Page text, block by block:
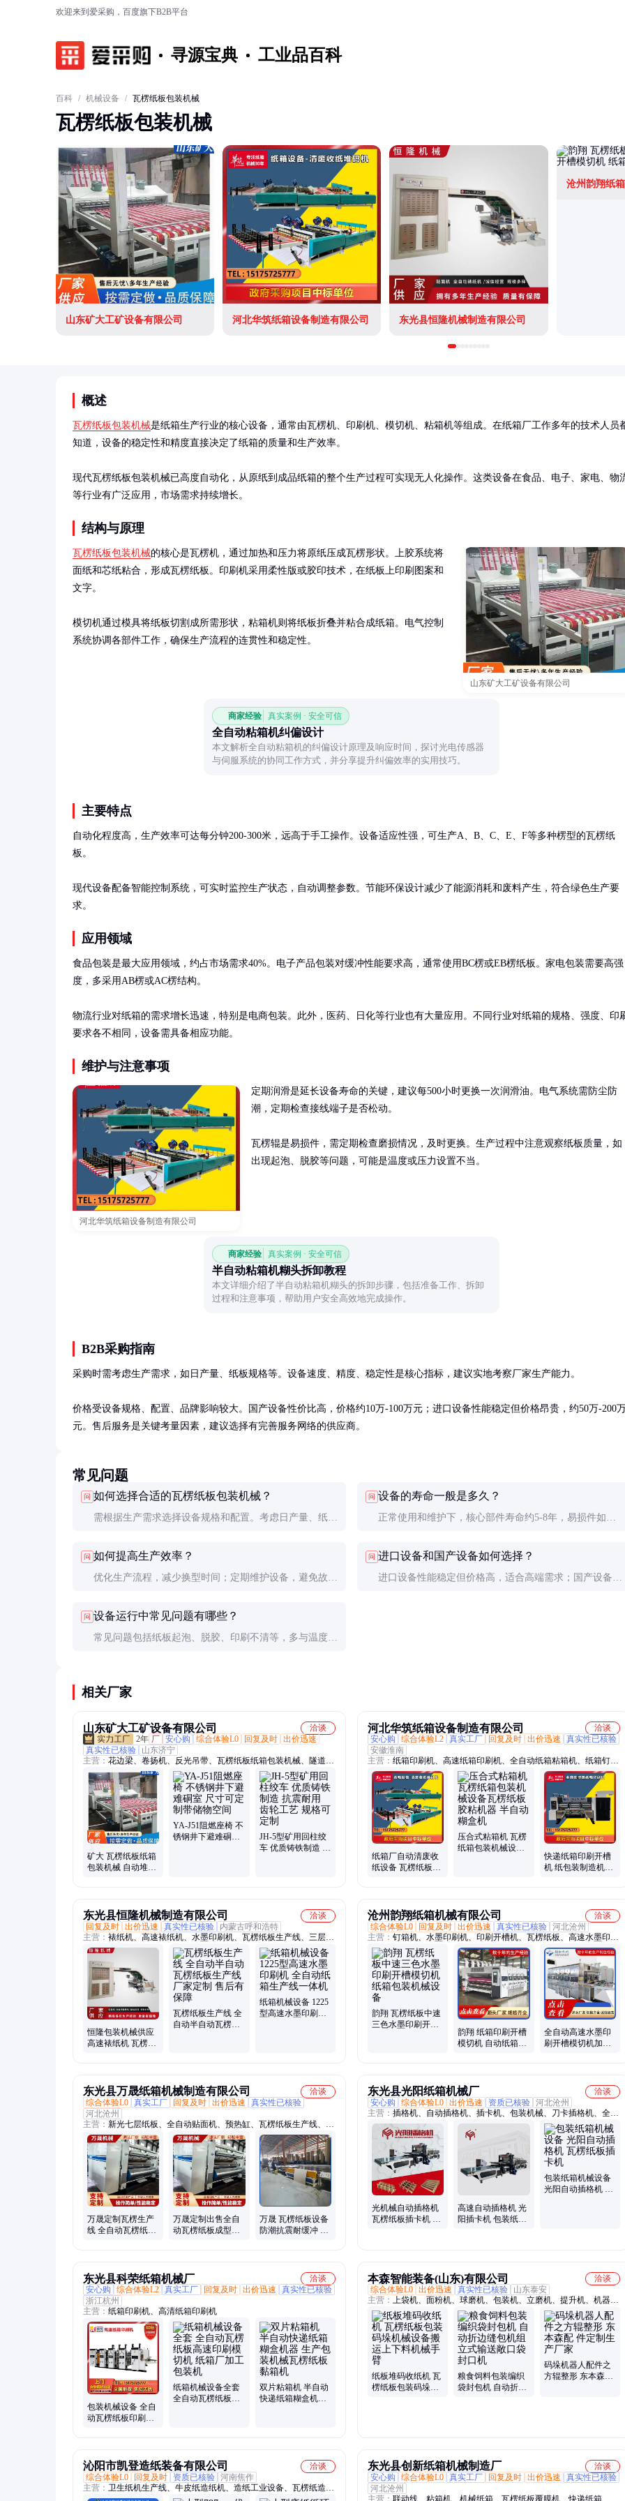
欢迎来到爱采购，百度旗下B2B平台
寻源宝典 工业品百科
百科 / 机械设备 / 瓦楞纸板包装机械
瓦楞纸板包装机械
山东矿大工矿设备有限公司 河北华筑纸箱设备制造有限公司 东光县恒隆机械制造有限公司
沧州韵翔纸
概述
瓦楞纸板包装机械是纸箱生产行业的核心设备，通常由瓦楞机、印刷机、模切机、粘箱机等组成。在纸箱厂工作多年的技术人员
知道，设备的稳定性和精度直接决定了纸箱的质量和生产效率。
现代瓦楞纸板包装机械已高度自动化，从原纸到成品纸箱的整个生产过程可实现无人化操作。这类设备在食品、电子、家电、物
等行业有广泛应用，市场需求持续增长。
结构与原理
山东矿大工矿设备有限公司
瓦楞纸板包装机械的核心是瓦楞机，通过加热和压力将原纸压成瓦楞形状。上胶系统将
面纸和芯纸粘合，形成瓦楞纸板。印刷机采用柔性版或胶印技术，在纸板上印刷图案和
文字。
模切机通过模具将纸板切割成所需形状，粘箱机则将纸板折叠并粘合成纸箱。电气控制
系统协调各部件工作，确保生产流程的连贯性和稳定性。
商家经验 真实案例 · 安全可信
全自动粘箱机纠偏设计
本文解析全自动粘箱机的纠偏设计原理及响应时间，探讨光电传感器
与伺服系统的协同工作方式，并分享提升纠偏效率的实用技巧。
主要特点
自动化程度高，生产效率可达每分钟200-300米，远高于手工操作。设备适应性强，可生产A、B、C、E、F等多种楞型的瓦楞纸
板。
现代设备配备智能控制系统，可实时监控生产状态，自动调整参数。节能环保设计减少了能源消耗和废料产生，符合绿色生产要
求。
应用领域
食品包装是最大应用领域，约占市场需求40%。电子产品包装对缓冲性能要求高，通常使用BC楞或EB楞纸板。家电包装需要高强
度，多采用AB楞或AC楞结构。
物流行业对纸箱的需求增长迅速，特别是电商包装。此外，医药、日化等行业也有大量应用。不同行业对纸箱的规格、强度、印
要求各不相同，设备需具备相应功能。
维护与注意事项
河北华筑纸箱设备制造有限公司
定期润滑是延长设备寿命的关键，建议每500小时更换一次润滑油。电气系统需防尘防
潮，定期检查接线端子是否松动。
瓦楞辊是易损件，需定期检查磨损情况，及时更换。生产过程中注意观察纸板质量，如
出现起泡、脱胶等问题，可能是温度或压力设置不当。
商家经验 真实案例 · 安全可信
半自动粘箱机糊头拆卸教程
本文详细介绍了半自动粘箱机糊头的拆卸步骤，包括准备工作、拆卸
过程和注意事项，帮助用户安全高效地完成操作。
B2B采购指南
采购时需考虑生产需求，如日产量、纸板规格等。设备速度、精度、稳定性是核心指标，建议实地考察厂家生产能力。
价格受设备规格、配置、品牌影响较大。国产设备性价比高，价格约10万-100万元；进口设备性能稳定但价格昂贵，约50万-200
元。售后服务是关键考量因素，建议选择有完善服务网络的供应商。
常见问题
问 如何选择合适的瓦楞纸板包装机械？
需根据生产需求选择设备规格和配置。考虑日产量、纸板
案。
问 设备的寿命一般是多久？
正常使用和维护下，核心部件寿命约5-8年，易损件如瓦
问 如何提高生产效率？
优化生产流程，减少换型时间；定期维护设备，避免故障
问 进口设备和国产设备如何选择？
进口设备性能稳定但价格高，适合高端需求；国产设备性
问 设备运行中常见问题有哪些？
常见问题包括纸板起泡、脱胶、印刷不清等，多与温度、
相关厂家
山东矿大工矿设备有限公司
洽谈
2年 厂 安心购 综合体验L0 回复及时 出价迅速
真实性已核验
山东济宁
主营： 花边梁、卷扬机、反光吊带、瓦楞纸板纸箱包装机械、隧道施
工、左开道岔、轨道接头、双钩链条、吊车垫木、支架液压枪、喇叭
包胶辊、矿用自救器、弹簧扳道器、轨道防腐枕木、单体支柱柱帽、
自救一体装置、单体支柱升柱器、液压支柱防倒带、紧急避险安全
门、无压风门、托辊、防火栅栏两用门、避难硐室门
矿大 瓦楞纸板纸箱
包装机械 自动堆码
YA-J51阻燃座椅 不
锈钢井下避难硐室
JH-5型矿用回柱绞
车 优质铸铁制造 抗
河北华筑纸箱设备制造有限公司
洽谈
安心购
综合体验L2 真实工厂 回复及时 出价迅速
真实性已核验
安徽淮南
主营： 纸箱印刷机、高速纸箱印刷机、全自动纸箱粘箱机、纸箱钉箱
机、纸箱机械设备
纸箱厂自动清废收
纸设备 瓦楞纸板包
压合式粘箱机 瓦楞
纸箱包装机械设备
快递纸箱印刷开槽
机 纸包装制造机械
东光县恒隆机械制造有限公司
洽谈
回复及时 出价迅速 真实性已核验
内蒙古呼和浩特
主营： 裱纸机、高速裱纸机、水墨印刷机、瓦楞纸板生产线、三层五
层七层瓦楞纸板生产线、全自动瓦楞纸板生产线、半自动瓦楞纸板生
产线、全自动裱纸机、高速水墨印刷机、三色水墨印刷机、平压平模
切机、半自动平压平模切机、全自动平压平模切机
恒隆包装机械供应
高速裱纸机 瓦楞纸
瓦楞纸板生产线 全
自动半自动瓦楞纸
纸箱机械设备 1225
型高速水墨印刷机
沧州韵翔纸箱机械有限公司
洽谈
综合体验L0
回复及时 出价迅速 真实性已核验 河北沧州
主营： 钉箱机、水墨印刷机、印刷开槽机、瓦楞纸板、高速水墨印
刷、纸箱机械水墨、手动双色印刷、水墨印刷开槽、印刷机开槽机
韵翔 瓦楞纸板中速
三色水墨印刷开槽
韵翔 纸箱印刷开槽
模切机 自动纸箱生
全自动高速水墨印
刷开槽模切机加工
东光县万晟纸箱机械制造有限公司
洽谈
综合体验L0 真实工厂 回复及时 出价迅速
真实性已核验
河北沧州
主营： 新光七层纸板、全自动贴面机、预热缸、瓦楞纸板生产线、瓦
楞纸缸、七层瓦楞纸板生产线、蒸汽凝结水回收机、单瓦线
万晟定制瓦楞生产
线 全自动瓦楞纸板
万晟定制出售全自
动瓦楞纸板成型设
万晟 瓦楞纸板设备
防潮抗震耐缓冲 包
东光县光阳纸箱机械厂
洽谈
安心购
综合体验L0 出价迅速 资质已核验 河北沧州
主营： 插格机、自动插格机、插卡机、包装机械、刀卡插格机、全自
动插格机
光机械自动插格机
瓦楞纸板插卡机 纸
高速自动插格机 光
阳插卡机 包装纸箱
包装纸箱机械设备
光阳自动插格机 瓦
东光县科荣纸箱机械厂
洽谈
安心购
综合体验L2 真实工厂 回复及时 出价迅速
真实性已核验
浙江杭州
主营： 纸箱印刷机、高清纸箱印刷机
包装机械设备 全自
动瓦楞纸板印刷开
纸箱机械设备全套
全自动瓦楞纸板高
双片粘箱机 半自动
快递纸箱糊盒机器
本森智能装备(山东)有限公司
洽谈
综合体验L0 出价迅速 真实性已核验
山东泰安
主营： 上袋机、面粉机、球磨机、包装机、立磨机、提升机、机器
人、缠绕机、上料机、开箱机、码垛机、缠膜机、磨面机、色选机、
搅拌机、打包机、抱袋机、装车机、烘干机、卸垛机、搬运机、装箱
机、机械手、封箱机、输送机
纸板堆码收纸机 瓦
楞纸板包装码垛机
粮食饲料包装编织
袋封包机 自动折边
码垛机器人配件之
方辊整形 东本森配
沁阳市凯登造纸装备有限公司
洽谈
综合体验L0
回复及时 资质已核验 河南焦作
主营： 卫生纸机生产线、牛皮纸造纸机、造纸工业设备、瓦楞纸造纸
东光县创新纸箱机械制造厂
洽谈
安心购
综合体验L0 真实工厂 回复及时 出价迅速
真实性已核验
河北沧州
主营： 联动线、粘箱机、机械纸箱、瓦楞纸板覆膜机、快递纸箱、粘